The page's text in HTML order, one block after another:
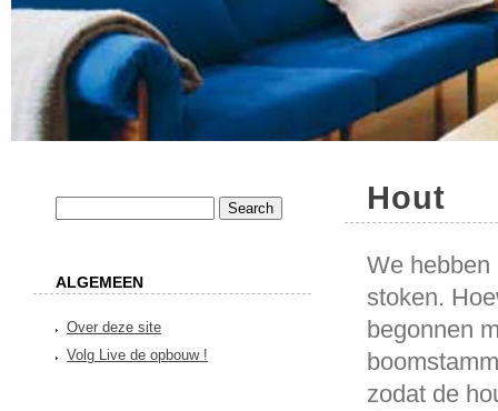
Hout
We hebben
stoken.
begonnen
zodat de
ALGEMEEN
Over deze site
Volg Live de opbouw !